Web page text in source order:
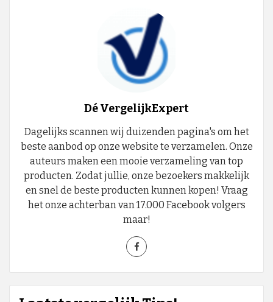
Dé VergelijkExpert
Dagelijks scannen wij duizenden pagina's om het
beste aanbod op onze website te verzamelen. Onze
auteurs maken een mooie verzameling van top
producten. Zodat jullie, onze bezoekers makkelijk
en snel de beste producten kunnen kopen! Vraag
het onze achterban van 17.000 Facebook volgers
maar!